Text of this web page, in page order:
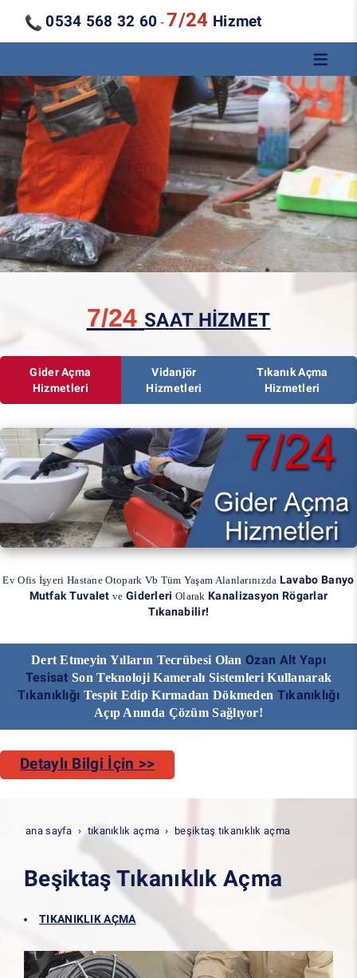
0534 568 32 60 - 7/24 Hizmet
Kanal Açma Temizleme
7/24 SAAT HİZMET
Gider Açma
Hizmetleri
Vidanjör
Hizmetleri
Tıkanık Açma
Hizmetleri
Ev Ofis İşyeri Hastane Otopark Vb Tüm Yaşam Alanlarınızda Lavabo Banyo
Mutfak Tuvalet ve Giderleri Olarak Kanalizasyon Rögarlar
Tıkanabilir!
Dert Etmeyin Yılların Tecrübesi OlanOzan Alt Yapı
Tesisat Son Teknoloji Kameralı Sistemleri Kullanarak
Tıkanıklığı Tespit Edip Kırmadan Dökmeden Tıkanıklığı
Açıp Anında Çözüm Sağlıyor!
Detaylı Bilgi İçin >>
ana sayfa tıkanıklık açma beşiktaş tıkanıklık açma
Beşiktaş Tıkanıklık Açma
TIKANIKLIK AÇMA